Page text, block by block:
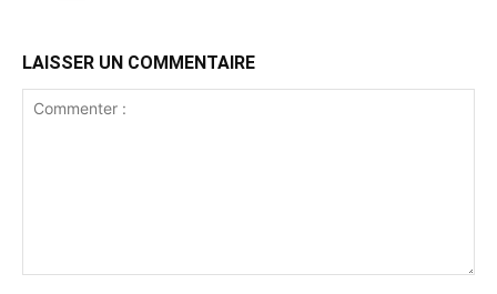
LAISSER UN COMMENTAIRE